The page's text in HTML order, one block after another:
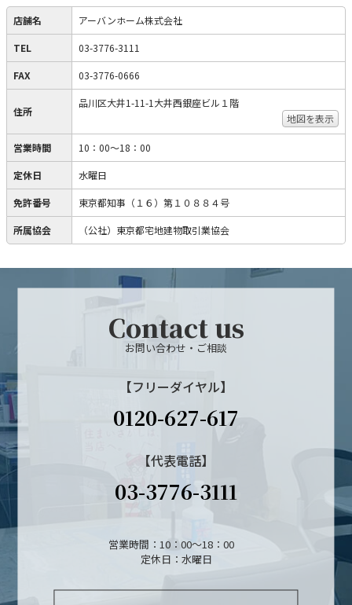
店舗名 アーバンホーム株式会社
TEL 03-3776-3111
FAX 03-3776-0666
住所
品川区大井1-11-1大井西銀座ビル１階
地図を表示
営業時間 10：00～18：00
定休日 水曜日
免許番号 東京都知事（１６）第１０８８４号
所属協会 （公社）東京都宅地建物取引業協会
Contact us
お問い合わせ・ご相談
【フリーダイヤル】
0120-627-617
【代表電話】
03-3776-3111
営業時間：10：00～18：00
定休日：水曜日